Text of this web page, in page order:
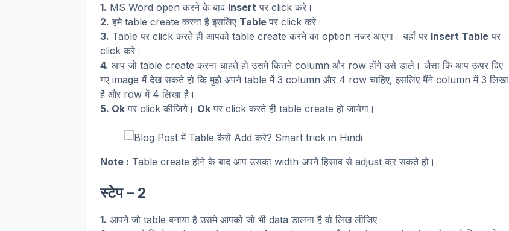
1. MS Word open करने के बाद Insert पर click करे।
2. हमे table create करना है इसलिए Table पर click करे।
3. Table पर click करते ही आपको table create करने का option नजर आएगा। यहाँ पर Insert Table पर
click करे।
4. आप जो table create करना चाहते हो उसमे कितने column और row होंगे उसे डाले। जैसा कि आप ऊपर दिए
गए image में देख सकते हो कि मुझे अपने table में 3 column और 4 row चाहिए, इसलिए मैंने column में 3 लिखा
है और row में 4 लिखा है।
5. Ok पर click कीजिये। Ok पर click करते ही table create हो जायेगा।
Note : Table create होने के बाद आप उसका width अपने हिसाब से adjust कर सकते हो।
स्टेप – 2
1. आपने जो table बनाया है उसमे आपको जो भी data डालना है वो लिख लीजिए।